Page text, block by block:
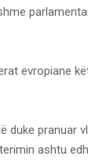
evropiane
duke pranuar
ashtu